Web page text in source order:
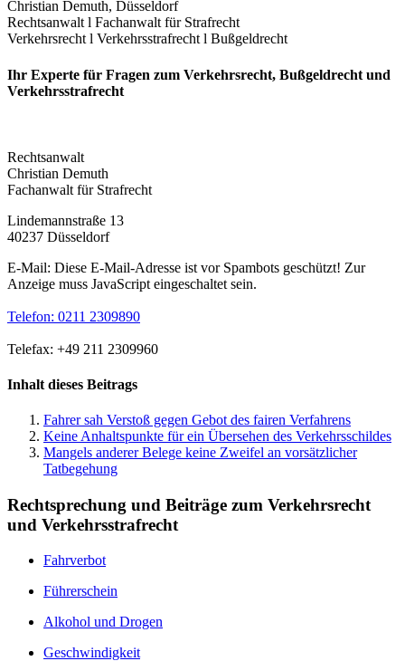
Christian Demuth, Düsseldorf
Rechtsanwalt l Fachanwalt für Strafrecht
Verkehrsrecht l Verkehrsstrafrecht l Bußgeldrecht
Ihr Experte für Fragen zum Verkehrsrecht, Bußgeldrecht und
Verkehrs­strafrecht
Rechtsanwalt
Christian Demuth
Fachanwalt für Strafrecht
Lindemannstraße 13
40237 Düsseldorf
E-Mail: Diese E-Mail-Adresse ist vor Spambots geschützt! Zur
Anzeige muss JavaScript eingeschaltet sein.
Telefon: 0211 2309890
Telefax: +49 211 2309960
Inhalt dieses Beitrags
Fahrer sah Verstoß gegen Gebot des fairen Verfahrens
Keine Anhaltspunkte für ein Übersehen des Verkehrsschildes
Mangels anderer Belege keine Zweifel an vorsätzlicher
Tatbegehung
Rechtsprechung und Beiträge zum Verkehrsrecht
und Verkehrsstrafrecht
Fahrverbot
Führerschein
Alkohol und Drogen
Geschwindigkeit